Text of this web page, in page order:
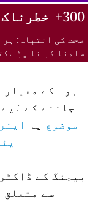
300+ خطرناک
صحت کی انتباہ:
سامنا کر نا پڑ
ہوا کے
جاننے کے
موضوعیا
بیجنگ کے
سے متعلق